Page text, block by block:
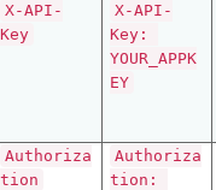
X-API-
Key
X-API-
Key:
YOUR_APPK
EY
Authoriza
tion
Authoriza
tion: